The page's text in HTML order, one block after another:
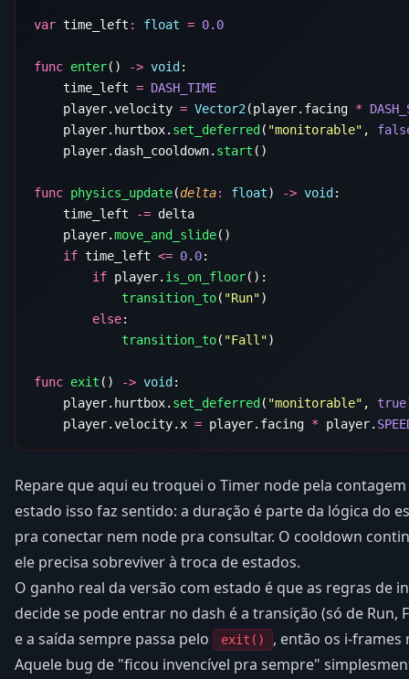
var time_left : float =
func enter() -> void
    time_left
=
    player.velocity
= Vector2 (player.facing *
    player.hurtbox.
set_deferred ( "monitorable" ,
    player.dash_cooldown.
start
func physics_update(delta: float) -> void
    time_left
-=
    player.
move_and_slide
    if
time_left <= 0.0
        if
player. is_on_floor
            transition_to
( "Run"
        else
            transition_to
( "Fall"
func exit () -> void
    player.hurtbox.
set_deferred ( "monitorable" , true
    player.velocity.x
= player.facing * player.
Repare que aqui eu troquei o Timer node pela
estado isso faz sentido: a duração é parte da lógica do
pra conectar nem node pra consultar. O cooldown
ele precisa sobreviver à troca de estados.
O ganho real da versão com estado é que as regras de
decide se pode entrar no dash é a transição (só de Run,
e a saída sempre passa pelo
exit()
, então os i-
Aquele bug de "ficou invencível pra sempre"